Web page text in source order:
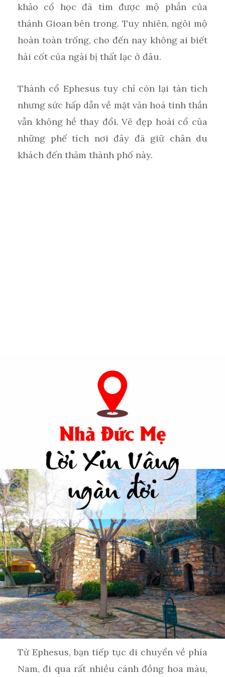
khảo cổ học đã tìm được mộ phần của
thánh Gioan bên trong. Tuy nhiên, ngôi mộ
hoàn toàn trống, cho đến nay không ai biết
hài cốt của ngài bị thất lạc ở đâu.
Thành cổ Ephesus tuy chỉ còn lại tàn tích
nhưng sức hấp dẫn về mặt văn hoá tinh thần
vẫn không hề thay đổi. Vẻ đẹp hoài cổ của
những phế tích nơi đây đã giữ chân du
khách đến thăm thành phố này.
Từ Ephesus, bạn tiếp tục di chuyển về phía
Nam, đi qua rất nhiều cánh đồng hoa màu,